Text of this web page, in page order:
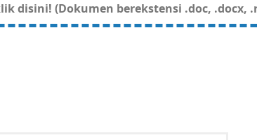
disini! (Dokumen berekstensi .doc, .docx,